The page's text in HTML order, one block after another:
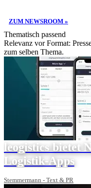
ZUM NEWSROOM »
Thematisch passend
Relevanz vor Format:
zum selben Thema.
leogistics bietet
Logistik-Apps
Stemmermann - Text & PR